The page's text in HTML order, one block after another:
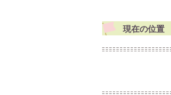
現在の位置